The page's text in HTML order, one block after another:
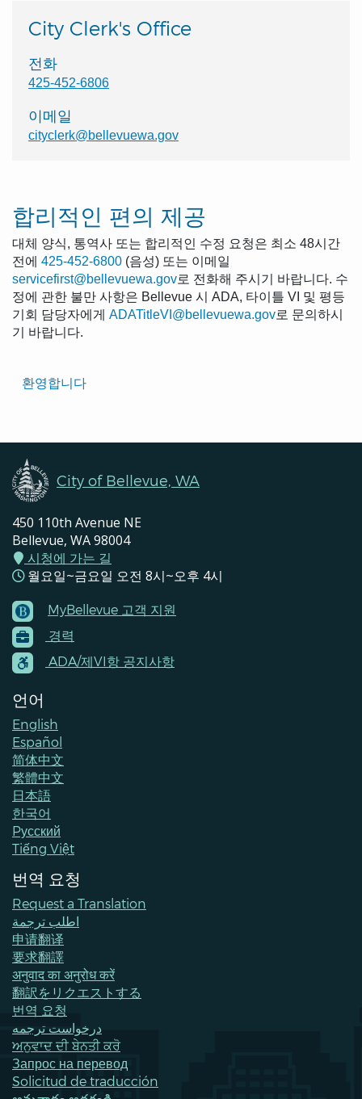
Translated
환영합니다
City Clerk's Office
전화
425-452-6806
이메일
cityclerk@bellevuewa.gov
합리적인 편의 제공
대체 양식, 통역사 또는 합리적인 수정 요청은 최소 48시간
전에 425-452-6800 (음성) 또는 이메일
servicefirst@bellevuewa.gov로 전화해 주시기 바랍니다. 수
정에 관한 불만 사항은 Bellevue 시 ADA, 타이틀 VI 및 평등
기회 담당자에게 ADATitleVI@bellevuewa.gov로 문의하시
기 바랍니다.
City of Bellevue, WA
450 110th Avenue NE
Bellevue, WA 98004
시청에 가는 길
월요일~금요일 오전 8시~오후 4시
Footer
Menu
Contacts
MyBellevue 고객 지원
경력
ADA/제VI항 공지사항
언어
English
Español
简体中文
繁體中文
日本語
한국어
Pусский
Tiếng Việt
번역 요청
Request a Translation
اطلب ترجمة
申请翻译
要求翻譯
अनुवाद का अनुरोध करें
翻訳をリクエストする
번역 요청
درخواست ترجمه
ਅਨੁਵਾਦ ਦੀ ਬੇਨਤੀ ਕਰੋ
Запрос на перевод
Solicitud de traducción